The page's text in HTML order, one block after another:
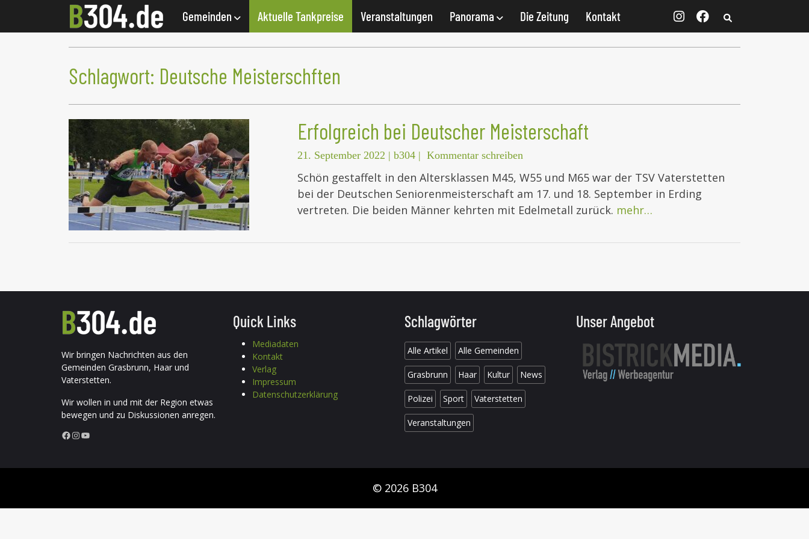
Gemeinden Aktuelle Tankpreise Veranstaltungen Panorama Die Zeitung Kontakt
Schlagwort: Deutsche Meisterschften
Erfolgreich bei Deutscher Meisterschaft
21. September 2022 | b304 | Kommentar schreiben
Schön gestaffelt in den Altersklassen M45, W55 und M65 war der TSV Vaterstetten
bei der Deutschen Seniorenmeisterschaft am 17. und 18. September in Erding
vertreten. Die beiden Männer kehrten mit Edelmetall zurück. mehr…
Wir bringen Nachrichten aus den
Gemeinden Grasbrunn, Haar und
Vaterstetten.
Wir wollen in und mit der Region etwas
bewegen und zu Diskussionen anregen.
Facebook InstagramYouTube
Quick Links
Mediadaten
Kontakt
Verlag
Impressum
Datenschutzerklärung
Schlagwörter
Alle Artikel Alle Gemeinden
Grasbrunn Haar Kultur News
Polizei Sport Vaterstetten
Veranstaltungen
Unser Angebot
© 2026 B304